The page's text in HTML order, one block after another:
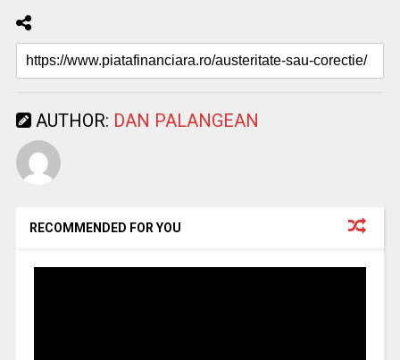
AUTHOR: DAN PALANGEAN
RECOMMENDED FOR YOU